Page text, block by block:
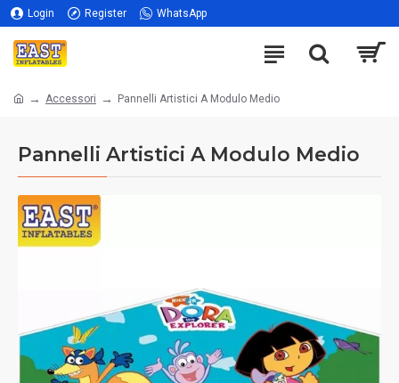
Login Register WhatsApp
Accessori Pannelli Artistici A Modulo Medio
Pannelli Artistici A Modulo Medio